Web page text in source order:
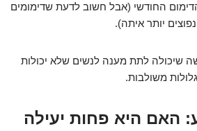
החודשי (אבל חשוב לדעת שדימומים
יותר איתה).
שיכולה לתת מענה לנשים שלא יכולות
משולבות.
האם היא פחות יעילה